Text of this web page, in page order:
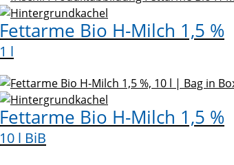
Fettarme Bio H-Milch 1,5 %
1 l
Fettarme Bio H-Milch 1,5 %
10 l BiB